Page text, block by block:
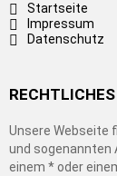
Startseite
Impressum
Datenschutz
RECHTLICHES
Unsere Webseite
und sogenannten
einem * oder